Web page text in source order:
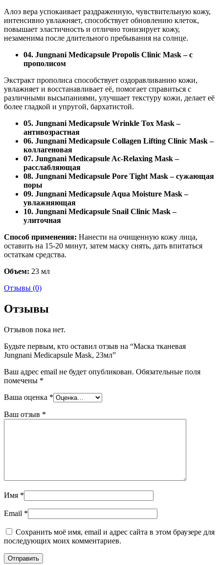
Алоэ вера успокаивает раздраженную, чувствительную кожу,
интенсивно увлажняет, способствует обновлению клеток,
повышает эластичность и отлично тонизирует кожу,
незаменима после длительного пребывания на солнце.
04. Jungnani Medicapsule Propolis Clinic Mask – с
прополисом
Экстракт прополиса способствует оздоравливанию кожи,
увлажняет и восстанавливает её, помогает справиться с
различными высыпаниями, улучшает текстуру кожи, делает её
более гладкой и упругой, бархатистой.
05. Jungnani Medicapsule Wrinkle Tox Mask –
антивозрастная
06. Jungnani Medicapsule Collagen Lifting Clinic Mask –
коллагеновая
07. Jungnani Medicapsule Ac-Relaxing Mask –
расслабляющая
08. Jungnani Medicapsule Pore Tight Mask – сужающая
поры
09. Jungnani Medicapsule Aqua Moisture Mask –
увлажняющая
10. Jungnani Medicapsule Snail Clinic Mask –
улиточная
Способ применения: Нанести на очищенную кожу лица,
оставить на 15-20 минут, затем маску снять, дать впитаться
остаткам средства.
Объем: 23 мл
Отзывы (0)
Отзывы
Отзывов пока нет.
Будьте первым, кто оставил отзыв на “Маска тканевая
Jungnani Medicapsule Mask, 23мл”
Ваш адрес email не будет опубликован. Обязательные поля
помечены *
Ваша оценка *
Ваш отзыв *
Имя *
Email *
Сохранить моё имя, email и адрес сайта в этом браузере для
последующих моих комментариев.